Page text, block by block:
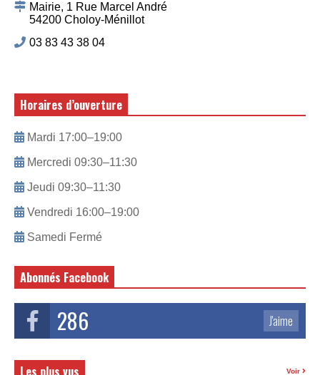
Mairie, 1 Rue Marcel André
54200 Choloy-Ménillot
03 83 43 38 04
Horaires d’ouverture
Mardi 17:00–19:00
Mercredi 09:30–11:30
Jeudi 09:30–11:30
Vendredi 16:00–19:00
Samedi Fermé
Abonnés Facebook
286 J'aime
Voir